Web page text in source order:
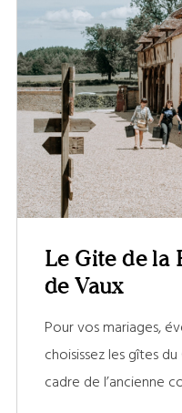
Le Gite de la
de Vaux
Pour vos mariages,
choisissez les gîtes
cadre de l’ancienne